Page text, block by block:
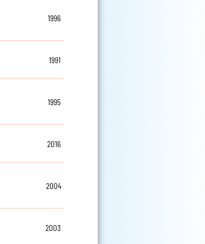
1996
1991
1995
2016
2004
2003